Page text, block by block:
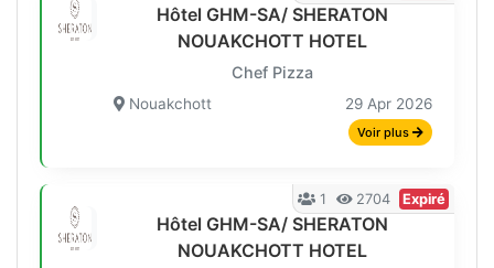
Hôtel GHM-SA/ SHERATON
NOUAKCHOTT HOTEL
Chef Pizza
Nouakchott 29 Apr 2026
Voir plus
Hôtel GHM-SA/ SHERATON
NOUAKCHOTT HOTEL
1 2704 Expiré